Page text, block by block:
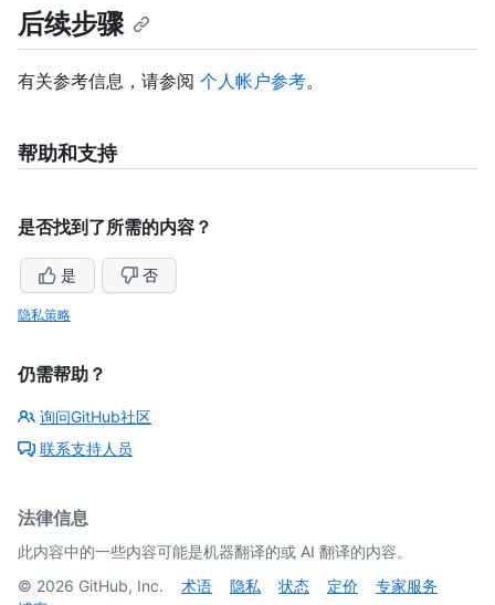
后续步骤
有关参考信息，请参阅 个人帐户参考。
帮助和支持
是否找到了所需的内容？
是 否
隐私策略
仍需帮助？
询问GitHub社区
联系支持人员
法律信息
此内容中的一些内容可能是机器翻译的或 AI 翻译的内容。
© 2026 GitHub, Inc. 术语 隐私 状态 定价
专家服务